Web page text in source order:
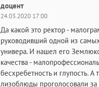
доцент
24.03.2020 17:00
Да какой это ректор -
руководивший одной из
универа. И нашел его
качества -
бесхребетность и глупость. А
лизоблюды проголосовали за